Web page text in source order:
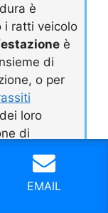
è
i ratti veicolo
è
di
o per
loro
di
a veri
EMAIL